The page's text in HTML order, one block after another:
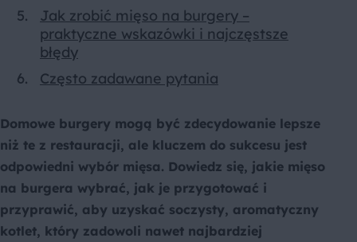
Jak zrobić mięso na burgery –
praktyczne wskazówki i najczęstsze
błędy
Często zadawane pytania
Domowe burgery mogą być zdecydowanie lepsze
niż te z restauracji, ale kluczem do sukcesu jest
odpowiedni wybór mięsa. Dowiedz się, jakie mięso
na burgera wybrać, jak je przygotować i
przyprawić, aby uzyskać soczysty, aromatyczny
kotlet, który zadowoli nawet najbardziej